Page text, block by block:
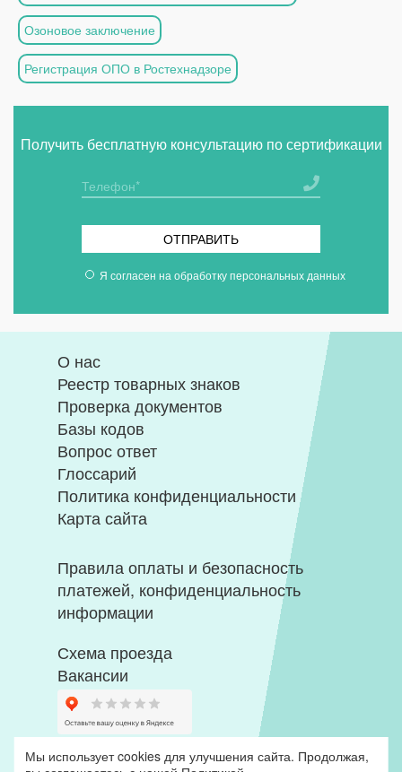
Озоновое заключение
Регистрация ОПО в Ростехнадзоре
Получить бесплатную консультацию по сертификации
ОТПРАВИТЬ
Я согласен наобработку персональных данных
О нас
Реестр товарных знаков
Проверка документов
Базы кодов
Вопрос ответ
Глоссарий
Политика конфиденциальности
Карта сайта
Правила оплаты и безопасность
платежей, конфиденциальность
информации
Схема проезда
Вакансии
Мы использует cookies для улучшения сайта. Продолжая,